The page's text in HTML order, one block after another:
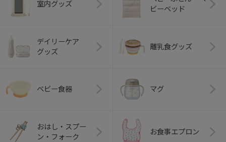
室内グッズ
ビーベッド
デイリーケア
グッズ
離乳食グッズ
ベビー食器 マグ
おはし・スプー
ン・フォーク
お食事エプロン